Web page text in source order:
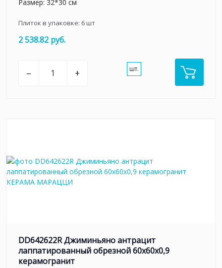
Размер: 32*30 см
Плиток в упаковке: 6шт
2 538.82 руб.
– + шт.
DD642622R Джиминьяно антрацит
лаппатированный обрезной 60х60x0,9
керамогранит